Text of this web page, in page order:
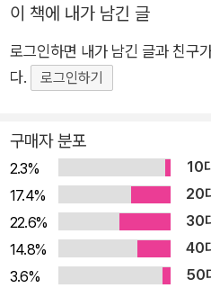
이 책에 내가 남긴 글
로그인하면 내가 남긴 글과 친구
다.
로그인하기
구매자 분포
2.3% 10
17.4%
20
22.6%
30
14.8%
40
3.6%
50